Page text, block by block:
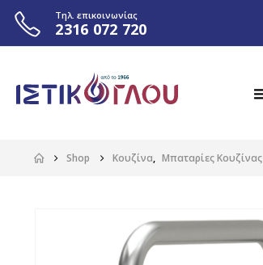
Τηλ. επικοινωνίας
2316 072 720
Shop Κουζίνα, Μπαταρίες Κουζίνας